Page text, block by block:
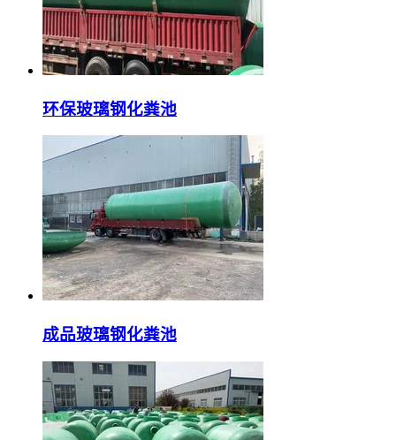
环保玻璃钢化粪池
成品玻璃钢化粪池